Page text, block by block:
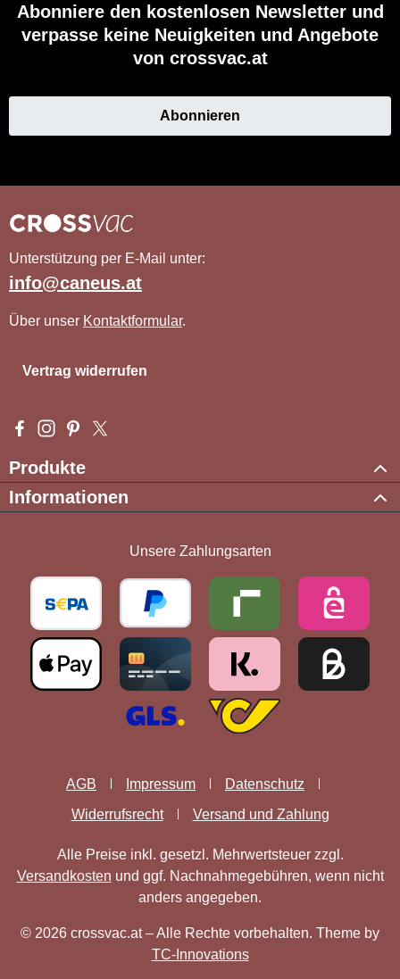
Abonniere den kostenlosen Newsletter und
verpasse keine Neuigkeiten und Angebote
von crossvac.at
Abonnieren
Unterstützung per E-Mail unter:
info@caneus.at
Über unser Kontaktformular.
Vertrag widerrufen
Besuche uns auf Facebook – öffnet in neuem Tab (externer
Schau auf Instagram vorbei – öffnet in neuem Tab
Lass dich auf Pinterest inspirieren – öffnet in neuem
Folge uns auf X – öffnet in neuem Tab (externer
Produkte
Informationen
Unsere Zahlungsarten
AGB Impressum
Datenschutz
Widerrufsrecht
Versand und Zahlung
Alle Preise inkl. gesetzl. Mehrwertsteuer zzgl.
Versandkosten und ggf. Nachnahmegebühren, wenn nicht
anders angegeben.
© 2026 crossvac.at – Alle Rechte vorbehalten. Theme by
TC-Innovations